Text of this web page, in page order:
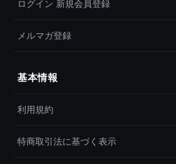
ログイン 新規会員登録
メルマガ登録
基本情報
利用規約
特商取引法に基づく表示